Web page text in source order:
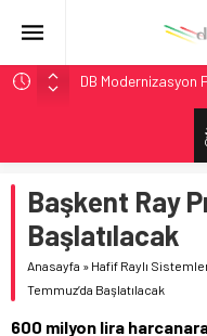
DB Modernizasyon
GB Railfreight
İngiltere
Resmen Başladı
Malezya
Ukrayna’da Yolcu
Başkent Ray
Başlatılacak
Anasayfa » Hafif Raylı
Temmuz’da Başlatılacak
600 milyon lira